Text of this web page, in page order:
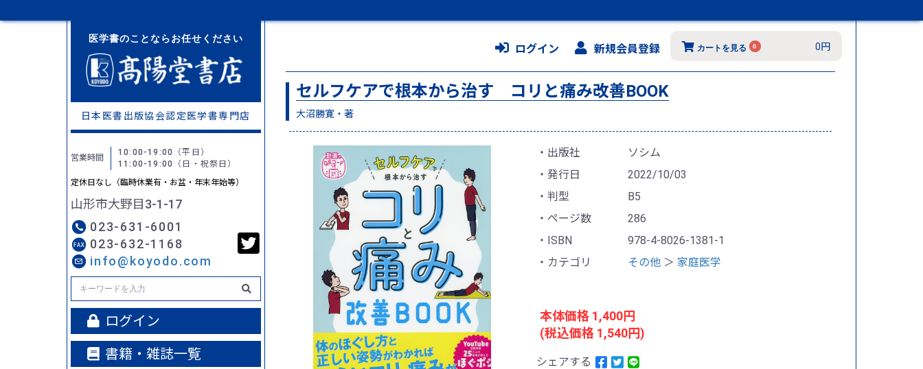
医学書のことならお任せください
日本医書出版協会認定医学書専門店
営業時間
10:00-19:00
（平日）
11:00-19:00
（日・祝祭日）
定休日なし（臨時休業有・お盆・年末年始等）
山形市大野目3-1-17
023-631-6001
023-632-1168
info@koyodo.com
ログイン
書籍・雑誌一覧
ログイン 新規会員登録 カートを見る 0 0円
セルフケアで根本から治す コリと痛み改善BOOK
大沼勝寛・著
出版社
ソシム
発行日
2022/10/03
判型
B5
ページ数
286
ISBN
978-4-8026-1381-1
カテゴリ
その他 ＞ 家庭医学
本体価格 1,400円
(税込価格 1,540円)
シェアする